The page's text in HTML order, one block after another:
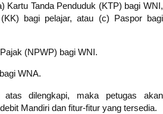
Kartu Tanda Penduduk (KTP) bagi WNI,
bagi pelajar, atau (c) Paspor bagi
(NPWP) bagi WNI.
WNA.
atas dilengkapi, maka petugas akan
Mandiri dan fitur-fitur yang tersedia.